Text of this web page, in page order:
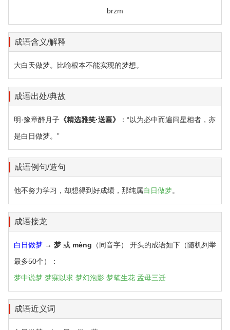
brzm
成语含义/解释
大白天做梦。比喻根本不能实现的梦想。
成语出处/典故
明·豫章醉月子 《精选雅笑·送匾》
：“以为必中而遍问星相者，亦
是白日做梦。”
成语例句/造句
他不努力学习，却想得到好成绩，那纯属白日做梦。
成语接龙
白日做梦 → 梦 或 mèng （同音字） 开头的成语如下（随机列举
最多50个）：
梦中说梦 梦寐以求 梦幻泡影 梦笔生花 孟母三迁
成语近义词